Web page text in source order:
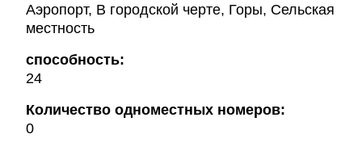
Аэропорт, В городской черте, Горы, Сельская
местность
способность:
24
Количество одноместных номеров:
0